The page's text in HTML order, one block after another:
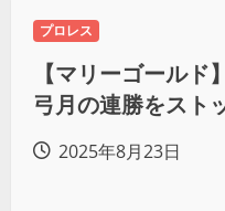
プロレス
【マリーゴール
弓月の連勝をスト
2025年8月23日